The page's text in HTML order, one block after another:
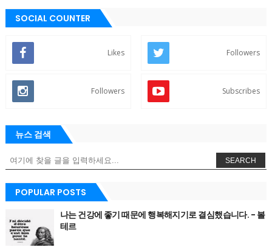
SOCIAL COUNTER
Likes Followers
Followers Subscribes
뉴스 검색
SEARCH
POPULAR POSTS
나는 건강에 좋기 때문에 행복해지기로 결심했습니다. - 볼
테르